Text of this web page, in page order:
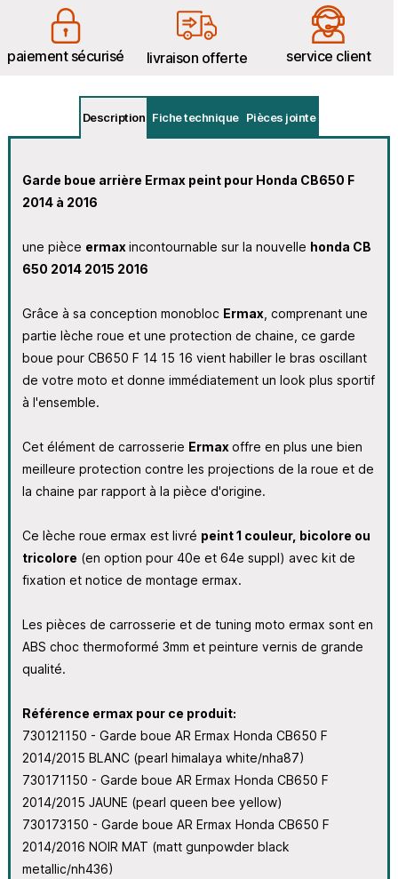
paiement sécurisé livraison offerte service client
Description Fiche technique Pièces jointe
Garde boue arrière Ermax peint pour Honda CB650 F
2014 à 2016
une pièce ermax incontournable sur la nouvelle honda CB
650 2014 2015 2016
Grâce à sa conception monobloc Ermax , comprenant une
partie lèche roue et une protection de chaine, ce garde
boue pour CB650 F 14 15 16 vient habiller le bras oscillant
de votre moto et donne immédiatement un look plus sportif
à l'ensemble.
Cet élément de carrosserie Ermax offre en plus une bien
meilleure protection contre les projections de la roue et de
la chaine par rapport à la pièce d'origine.
Ce lèche roue ermax est livré peint 1 couleur, bicolore ou
tricolore (en option pour 40e et 64e suppl) avec kit de
fixation et notice de montage ermax.
Les pièces de carrosserie et de tuning moto ermax sont en
ABS choc thermoformé 3mm et peinture vernis de grande
qualité.
Référence ermax pour ce produit:
730121150 - Garde boue AR Ermax Honda CB650 F
2014/2015 BLANC (pearl himalaya white/nha87)
730171150 - Garde boue AR Ermax Honda CB650 F
2014/2015 JAUNE (pearl queen bee yellow)
730173150 - Garde boue AR Ermax Honda CB650 F
2014/2016 NOIR MAT (matt gunpowder black
metallic/nh436)